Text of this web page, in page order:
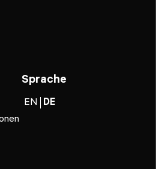
Sprache
EN DE